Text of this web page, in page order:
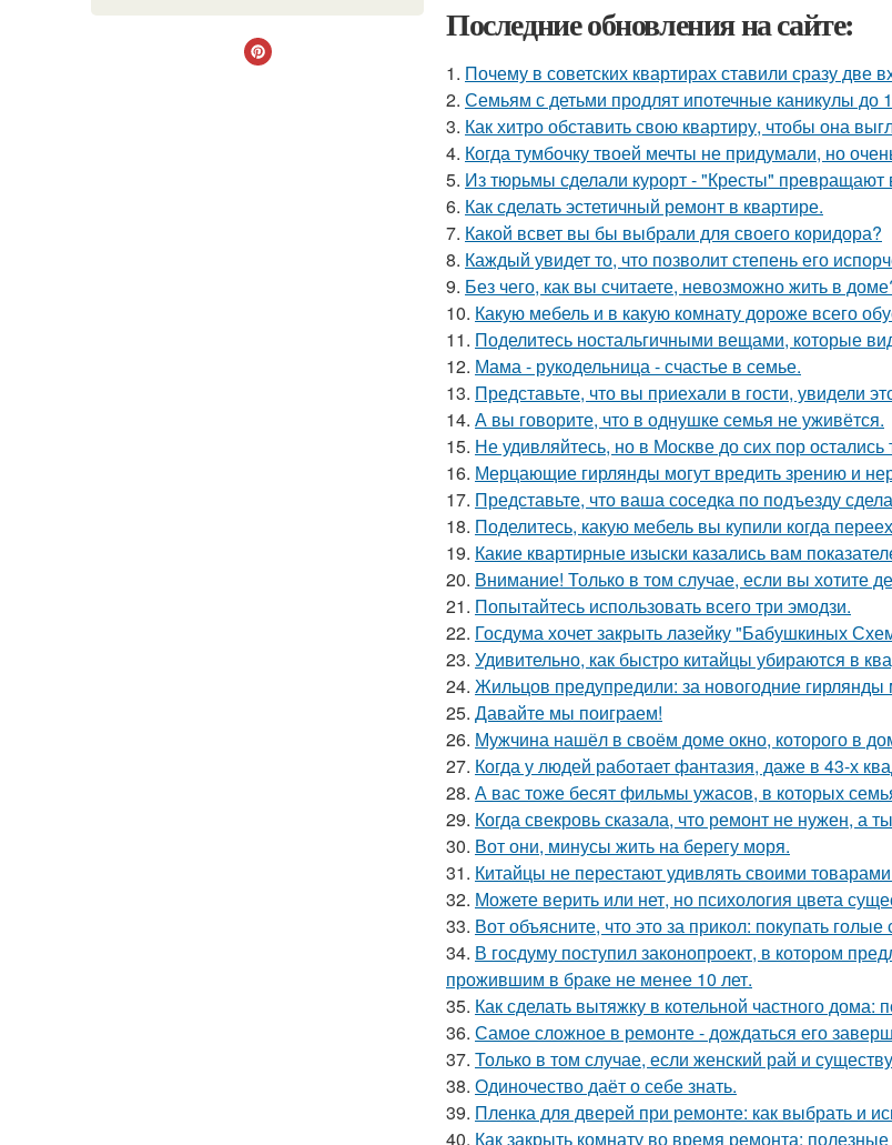
Последние обновления на сайте:
1. Почему в советских квартирах ставили сразу две
2. Семьям с детьми продлят ипотечные каникулы до
3. Как хитро обставить свою квартиру, чтобы она
4. Когда тумбочку твоей мечты не придумали, но
5. Из тюрьмы сделали курорт - "Кресты" превращают
6. Как сделать эстетичный ремонт в квартире.
7. Какой всвет вы бы выбрали для своего коридора?
8. Каждый увидет то, что позволит степень его
9. Без чего, как вы считаете, невозможно жить в
10. Какую мебель и в какую комнату дороже всего
11. Поделитесь ностальгичными вещами, которые
12. Мама - рукодельница - счастье в семье.
13. Представьте, что вы приехали в гости, увидели
14. А вы говорите, что в однушке семья не уживётся.
15. Не удивляйтесь, но в Москве до сих пор остались
16. Мерцающие гирлянды могут вредить зрению и
17. Представьте, что ваша соседка по подъезду
18. Поделитесь, какую мебель вы купили когда
19. Какие квартирные изыски казались вам
20. Внимание! Только в том случае, если вы хотите
21. Попытайтесь использовать всего три эмодзи.
22. Госдума хочет закрыть лазейку "Бабушкиных
23. Удивительно, как быстро китайцы убираются в
24. Жильцов предупредили: за новогодние гирлянды
25. Давайте мы поиграем!
26. Мужчина нашёл в своём доме окно, которого в
27. Когда у людей работает фантазия, даже в 43-х
28. А вас тоже бесят фильмы ужасов, в которых
29. Когда свекровь сказала, что ремонт не нужен, а
30. Вот они, минусы жить на берегу моря.
31. Китайцы не перестают удивлять своими
32. Можете верить или нет, но психология цвета
33. Вот объясните, что это за прикол: покупать
34. В госдуму поступил законопроект, в котором
прожившим в браке не менее 10 лет.
35. Как сделать вытяжку в котельной частного дома:
36. Самое сложное в ремонте - дождаться его
37. Только в том случае, если женский рай и
38. Одиночество даёт о себе знать.
39. Пленка для дверей при ремонте: как выбрать и
40. Как закрыть комнату во время ремонта: